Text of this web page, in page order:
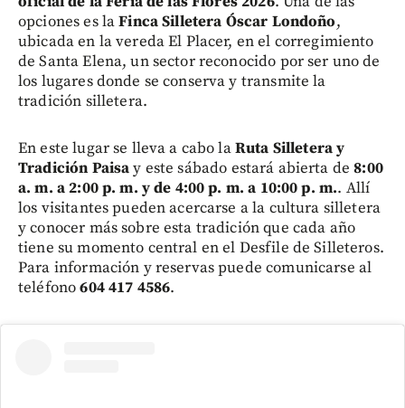
opciones es laFinca Silletera Óscar Londoño,
ubicada en la vereda El Placer, en el corregimiento
de Santa Elena, un sector reconocido por ser uno de
los lugares donde se conserva y transmite la
tradición silletera.
En este lugar se lleva a cabo laRuta Silletera y
Tradición Paisay este sábado estará abierta de8:00
a. m. a 2:00 p. m. y de 4:00 p. m. a 10:00 p. m.. Allí
los visitantes pueden acercarse a la cultura silletera
y conocer más sobre esta tradición que cada año
tiene su momento central en el Desfile de Silleteros.
Para información y reservas puede comunicarse al
teléfono604 417 4586.